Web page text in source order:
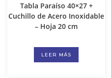
Tabla Paraíso 40×27 +
Cuchillo de Acero Inoxidable
– Hoja 20 cm
LEER MÁS